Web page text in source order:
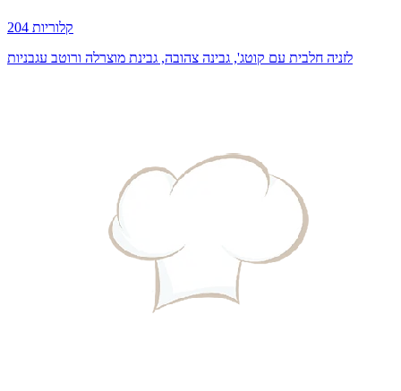
204 קלוריות
לזניה חלבית עם קוטג', גבינה צהובה, גבינת מוצרלה ורוטב עגבניות